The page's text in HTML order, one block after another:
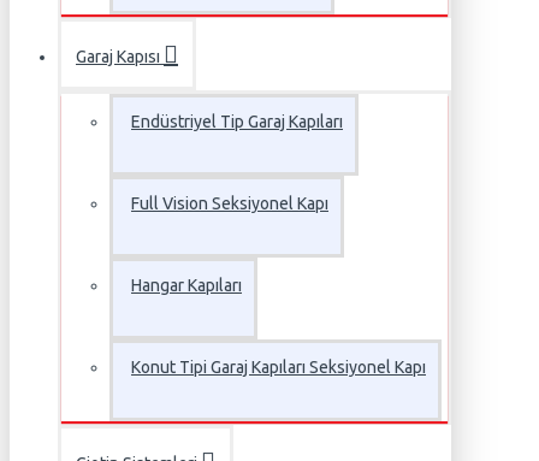
Garaj Kapısı
Endüstriyel Tip Garaj Kapıları
Full Vision Seksiyonel Kapı
Hangar Kapıları
Konut Tipi Garaj Kapıları Seksiyonel Kapı